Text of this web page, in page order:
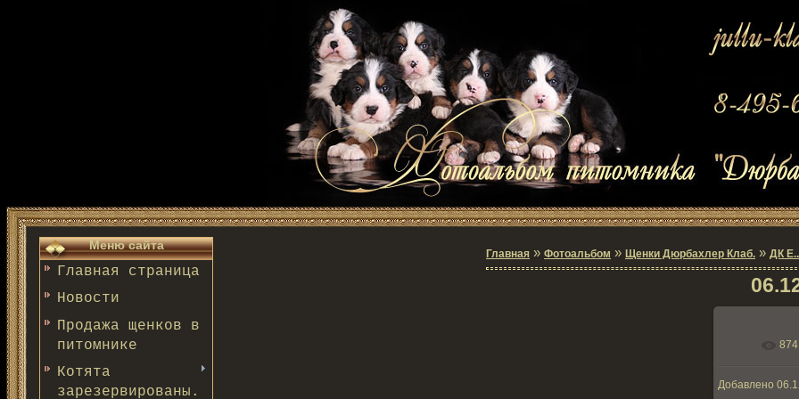
Меню сайта
Главная страница
Новости
Продажа щенков в
питомнике
Котята
зарезервированы.
Главная » Фотоальбом » Щенки Дюрбахлер Клаб. » ДК
В 874
Добавлено